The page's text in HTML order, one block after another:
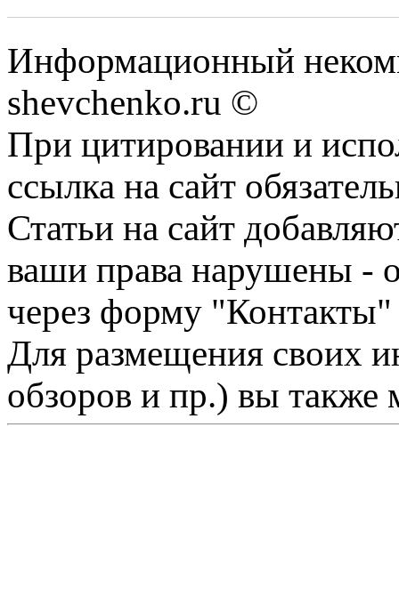
Информационный
shevchenko.ru ©
При цитировании и
ссылка на сайт
Статьи на сайт
ваши права нарушены -
через форму "Контакты"
Для размещения своих
обзоров и пр.) вы также